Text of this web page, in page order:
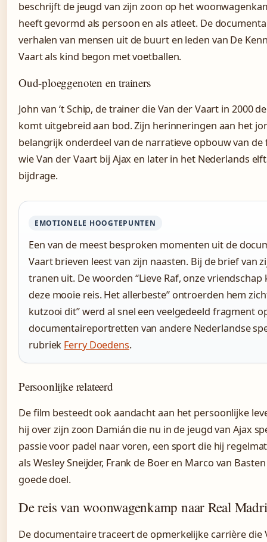
beschrijft de jeugd van zijn zoon op het
heeft gevormd als persoon en als atleet. De
verhalen van mensen uit de buurt en leden van De
Vaart als kind begon met voetballen.
Oud-ploeggenoten en trainers
John van ‘t Schip, de trainer die Van der Vaart in 2000
komt uitgebreid aan bod. Zijn herinneringen aan het
belangrijk onderdeel van de narratieve opbouw van de
wie Van der Vaart bij Ajax en later in het Nederlands
bijdrage.
EMOTIONELE HOOGTEPUNTEN
Een van de meest besproken momenten uit de
Vaart brieven leest van zijn naasten. Bij de brief van
tranen uit. De woorden “Lieve Raf, onze
deze mooie reis. Het allerbeste” ontroerden hem
kutzooi dit” werd al snel een veelgedeeld fragment
documentaireportretten van andere Nederlandse
rubriek Ferry Doedens.
Persoonlijke relateerd
De film besteedt ook aandacht aan het persoonlijke
hij over zijn zoon Damián die nu in de jeugd van Ajax
passie voor padel naar voren, een sport die hij
als Wesley Sneijder, Frank de Boer en Marco van
goede doel.
De reis van woonwagenkamp naar Real
De documentaire traceert de opmerkelijke carrière die